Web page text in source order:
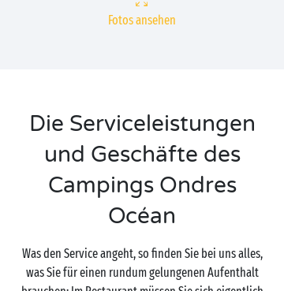
Fotos ansehen
Die Serviceleistungen
und Geschäfte des
Campings Ondres
Océan
Was den Service angeht, so finden Sie bei uns alles,
was Sie für einen rundum gelungenen Aufenthalt